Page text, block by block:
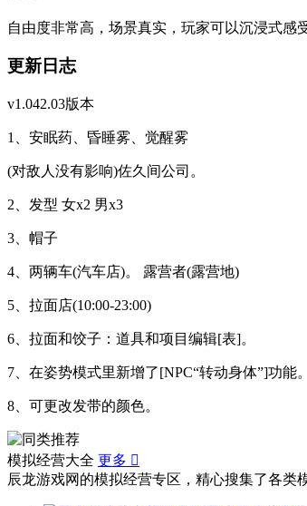
自由度非常高，场景真实，玩家可以沉浸式感
更新日志
v1.042.03版本
1、安眠药、昏睡雾、觉醒雾
(对敌人没有影响)佐久间公司。
2、发型 女x2 男x3
3、帽子
4、两辆车(汽车店)。 露营者(露营地)
5、拉面店(10:00-23:00)
6、拉面和饺子：道具和项目编辑[表]。
7、在姿势模式里新增了[NPC“转动身体”]功能
8、可更改发带的颜色。
模拟经营大全 更多 
辰龙游戏网的模拟经营专区，精心搜集了各类